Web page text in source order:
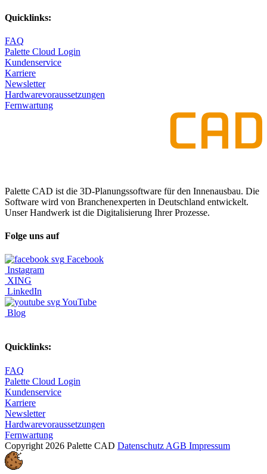
Quicklinks:
FAQ
Palette Cloud Login
Kundenservice
Karriere
Newsletter
Hardwarevoraussetzungen
Fernwartung
Palette CAD ist die 3D-Planungssoftware für den Innenausbau. Die
Software wird von Branchenexperten in Deutschland entwickelt.
Unser Handwerk ist die Digitalisierung Ihrer Prozesse.
Folge uns auf
Facebook
Instagram
XING
LinkedIn
YouTube
Blog
Quicklinks:
FAQ
Palette Cloud Login
Kundenservice
Karriere
Newsletter
Hardwarevoraussetzungen
Fernwartung
Copyright 2026 Palette CAD Datenschutz AGB Impressum